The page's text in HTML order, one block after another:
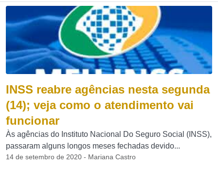
INSS reabre agências nesta segunda
(14); veja como o atendimento vai
funcionar
Às agências do Instituto Nacional Do Seguro Social (INSS),
passaram alguns longos meses fechadas devido...
14 de setembro de 2020 - Mariana Castro